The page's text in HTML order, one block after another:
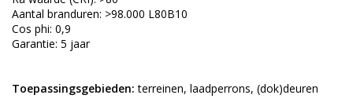
Aantal branduren: >98.000 L80B10
Cos phi: 0,9
Garantie: 5 jaar
Toepassingsgebieden: terreinen, laadperrons, (dok)deuren